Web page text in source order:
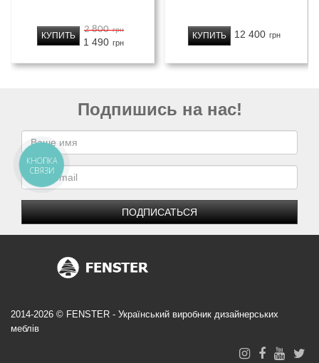
2 800 грн
1 490 грн
КУПИТЬ 12 400 грн
КУПИТЬ
Подпишись на нас!
ПОДПИСАТЬСЯ
2014-2026 © FENSTER - Український виробник дизайнерських
меблів
КНОПКА
СВЯЗИ